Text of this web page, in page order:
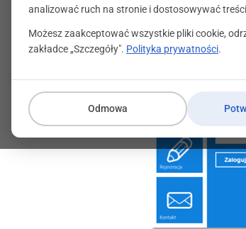
analizować ruch na stronie i dostosowywać
Możesz zaakceptować wszystkie pliki cookie,
zakładce „Szczegóły". Polityka prywatności.
Odmowa